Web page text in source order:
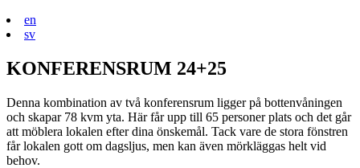
en
sv
KONFERENSRUM 24+25
Denna kombination av två konferensrum ligger på bottenvåningen
och skapar 78 kvm yta. Här får upp till 65 personer plats och det går
att möblera lokalen efter dina önskemål. Tack vare de stora fönstren
får lokalen gott om dagsljus, men kan även mörkläggas helt vid
behov.